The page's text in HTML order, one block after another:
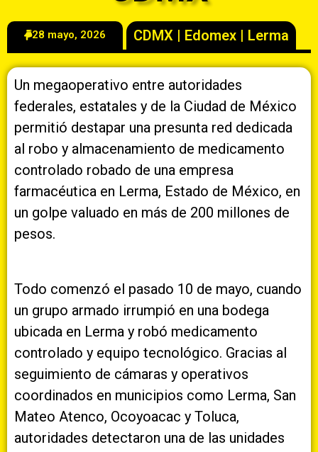
28 mayo, 2026 CDMX | Edomex | Lerma
Un megaoperativo entre autoridades
federales, estatales y de la Ciudad de México
permitió destapar una presunta red dedicada
al robo y almacenamiento de medicamento
controlado robado de una empresa
farmacéutica en Lerma, Estado de México, en
un golpe valuado en más de 200 millones de
pesos.
Todo comenzó el pasado 10 de mayo, cuando
un grupo armado irrumpió en una bodega
ubicada en Lerma y robó medicamento
controlado y equipo tecnológico. Gracias al
seguimiento de cámaras y operativos
coordinados en municipios como Lerma, San
Mateo Atenco, Ocoyoacac y Toluca,
autoridades detectaron una de las unidades